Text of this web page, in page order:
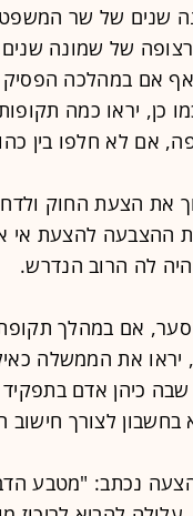
שנים של שר
של שמונה
אם במהלכה
כן, יראו כמה
אם לא חלפו בין
את הצעת החוק
ההצבעה להצעת אי
היה לה הרוב הנדרש.
אם במהלך תקופת
יראו את הממשלה
כיהן אדם
בחשבון לצורך
נכתב: "מטבע